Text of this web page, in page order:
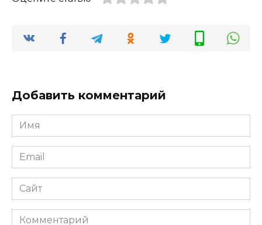
Добавить комментарий
Имя
*
Email
*
Сайт
Комментарий